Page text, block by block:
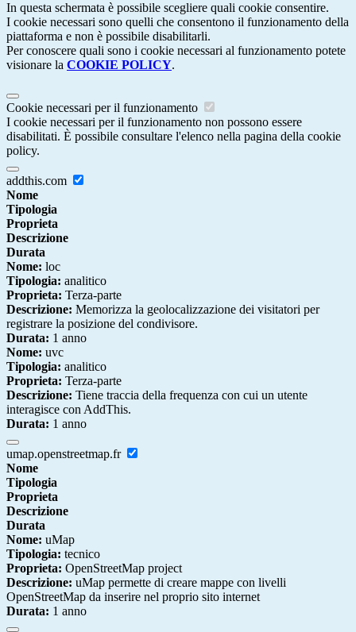
In questa schermata è possibile scegliere quali cookie consentire.
I cookie necessari sono quelli che consentono il funzionamento della
piattaforma e non è possibile disabilitarli.
Per conoscere quali sono i cookie necessari al funzionamento potete
visionare la COOKIE POLICY.
Cookie necessari per il funzionamento
I cookie necessari per il funzionamento non possono essere
disabilitati. È possibile consultare l'elenco nella pagina della cookie
policy.
addthis.com
Nome
Tipologia
Proprieta
Descrizione
Durata
Nome: loc
Tipologia: analitico
Proprieta: Terza-parte
Descrizione: Memorizza la geolocalizzazione dei visitatori per
registrare la posizione del condivisore.
Durata: 1 anno
Nome: uvc
Tipologia: analitico
Proprieta: Terza-parte
Descrizione: Tiene traccia della frequenza con cui un utente
interagisce con AddThis.
Durata: 1 anno
umap.openstreetmap.fr
Nome
Tipologia
Proprieta
Descrizione
Durata
Nome: uMap
Tipologia: tecnico
Proprieta: OpenStreetMap project
Descrizione: uMap permette di creare mappe con livelli
OpenStreetMap da inserire nel proprio sito internet
Durata: 1 anno